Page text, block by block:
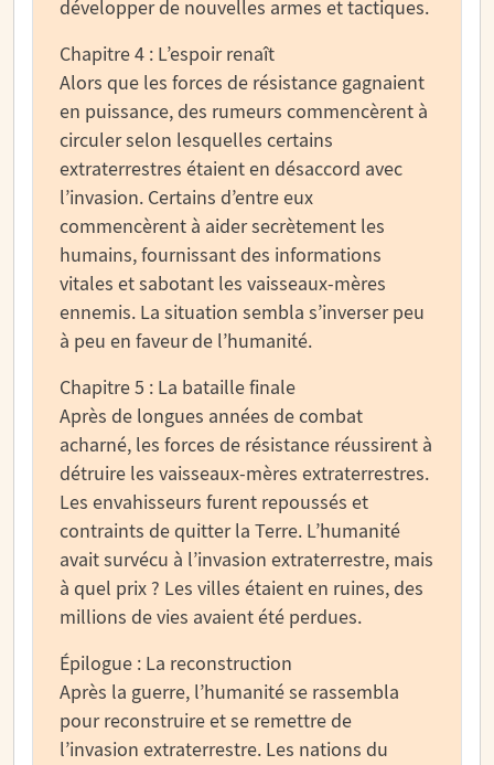
développer de nouvelles armes et tactiques.
Chapitre 4 : L’espoir renaît
Alors que les forces de résistance gagnaient
en puissance, des rumeurs commencèrent à
circuler selon lesquelles certains
extraterrestres étaient en désaccord avec
l’invasion. Certains d’entre eux
commencèrent à aider secrètement les
humains, fournissant des informations
vitales et sabotant les vaisseaux-mères
ennemis. La situation sembla s’inverser peu
à peu en faveur de l’humanité.
Chapitre 5 : La bataille finale
Après de longues années de combat
acharné, les forces de résistance réussirent à
détruire les vaisseaux-mères extraterrestres.
Les envahisseurs furent repoussés et
contraints de quitter la Terre. L’humanité
avait survécu à l’invasion extraterrestre, mais
à quel prix ? Les villes étaient en ruines, des
millions de vies avaient été perdues.
Épilogue : La reconstruction
Après la guerre, l’humanité se rassembla
pour reconstruire et se remettre de
l’invasion extraterrestre. Les nations du